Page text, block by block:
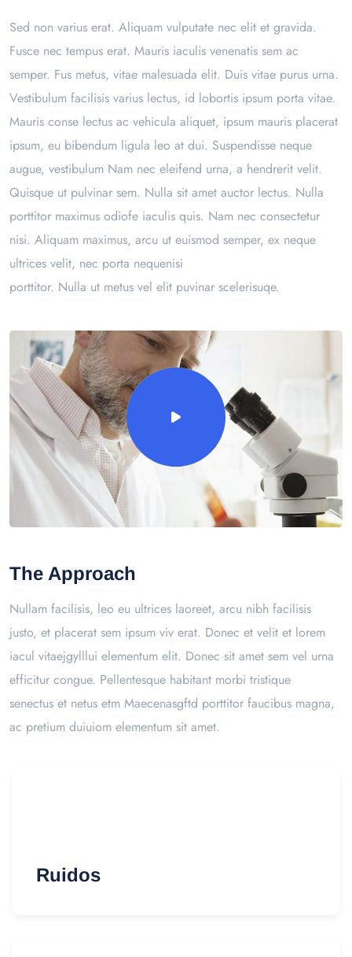
Sed non varius erat. Aliquam vulputate nec elit et gravida.
Fusce nec tempus erat. Mauris iaculis venenatis sem ac
semper. Fus metus, vitae malesuada elit. Duis vitae purus urna.
Vestibulum facilisis varius lectus, id lobortis ipsum porta vitae.
Mauris conse lectus ac vehicula aliquet, ipsum mauris placerat
ipsum, eu bibendum ligula leo at dui. Suspendisse neque
augue, vestibulum Nam nec eleifend urna, a hendrerit velit.
Quisque ut pulvinar sem. Nulla sit amet auctor lectus. Nulla
porttitor maximus odiofe iaculis quis. Nam nec consectetur
nisi. Aliquam maximus, arcu ut euismod semper, ex neque
ultrices velit, nec porta nequenisi
porttitor. Nulla ut metus vel elit puvinar scelerisuqe.
The Approach
Nullam facilisis, leo eu ultrices laoreet, arcu nibh facilisis
justo, et placerat sem ipsum viv erat. Donec et velit et lorem
iacul vitaejgylllui elementum elit. Donec sit amet sem vel urna
efficitur congue. Pellentesque habitant morbi tristique
senectus et netus etm Maecenasgftd porttitor faucibus magna,
ac pretium duiuiom elementum sit amet.
Ruidos